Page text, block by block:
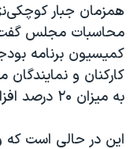
همزمان جبار
محاسبات مجلس
کمیسیون برنامه
کارکنان و
به میزان ۲۰ درصد افزایش می‌یابد.»
این در حالی است که